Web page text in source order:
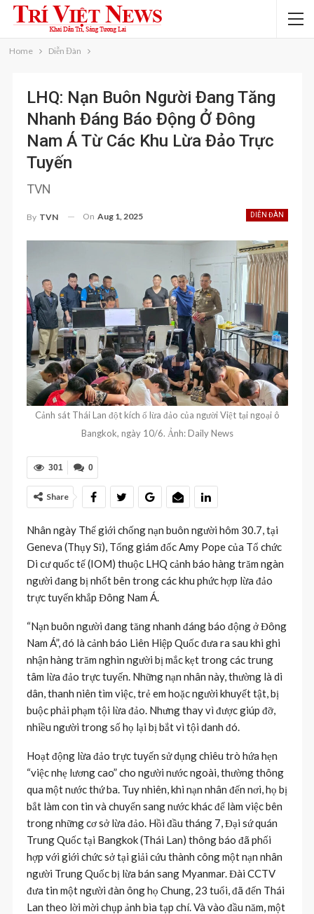
Home Diễn Đàn
LHQ: Nạn Buôn Người Đang Tăng
Nhanh Đáng Báo Động Ở Đông
Nam Á Từ Các Khu Lừa Đảo Trực
Tuyến
TVN
DIỄN ĐÀN
By TVN On Aug 1, 2025
Cảnh sát Thái Lan đột kích ổ lừa đảo của người Việt tại ngoại ô
Bangkok, ngày 10/6. Ảnh: Daily News
0
301
Share
Nhân ngày Thế giới chống nạn buôn người hôm 30.7, tại
Geneva (Thụy Sĩ), Tổng giám đốc Amy Pope của Tổ chức
Di cư quốc tế (IOM) thuộc LHQ cảnh báo hàng trăm ngàn
người đang bị nhốt bên trong các khu phức hợp lừa đảo
trực tuyến khắp Đông Nam Á.
“Nạn buôn người đang tăng nhanh đáng báo động ở Đông
Nam Á”, đó là cảnh báo Liên Hiệp Quốc đưa ra sau khi ghi
nhận hàng trăm nghìn người bị mắc kẹt trong các trung
tâm lừa đảo trực tuyến. Những nạn nhân này, thường là di
dân, thanh niên tìm việc, trẻ em hoặc người khuyết tật, bị
buộc phải phạm tội lừa đảo. Nhưng thay vì được giúp đỡ,
nhiều người trong số họ lại bị bắt vì tội danh đó.
Hoạt động lừa đảo trực tuyến sử dụng chiêu trò hứa hẹn
“việc nhẹ lương cao” cho người nước ngoài, thường thông
qua một nước thứ ba. Tuy nhiên, khi nạn nhân đến nơi, họ bị
bắt làm con tin và chuyển sang nước khác để làm việc bên
trong những cơ sở lừa đảo. Hồi đầu tháng 7, Đại sứ quán
Trung Quốc tại Bangkok (Thái Lan) thông báo đã phối
hợp với giới chức sở tại giải cứu thành công một nạn nhân
người Trung Quốc bị lừa bán sang Myanmar. Đài CCTV
đưa tin một người đàn ông họ Chung, 23 tuổi, đã đến Thái
Lan theo lời mời chụp ảnh bìa tạp chí. Và vào đầu năm, một